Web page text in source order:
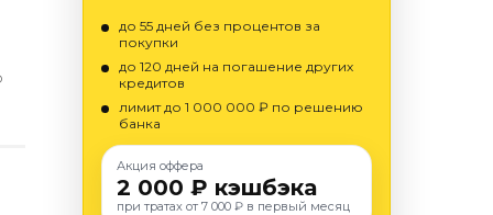
до 55 дней без процентов за
покупки
до 120 дней на погашение других
кредитов
лимит до 1 000 000 ₽ по решению
банка
Акция оффера
2 000 ₽ кэшбэка
при тратах от 7 000 ₽ в первый месяц